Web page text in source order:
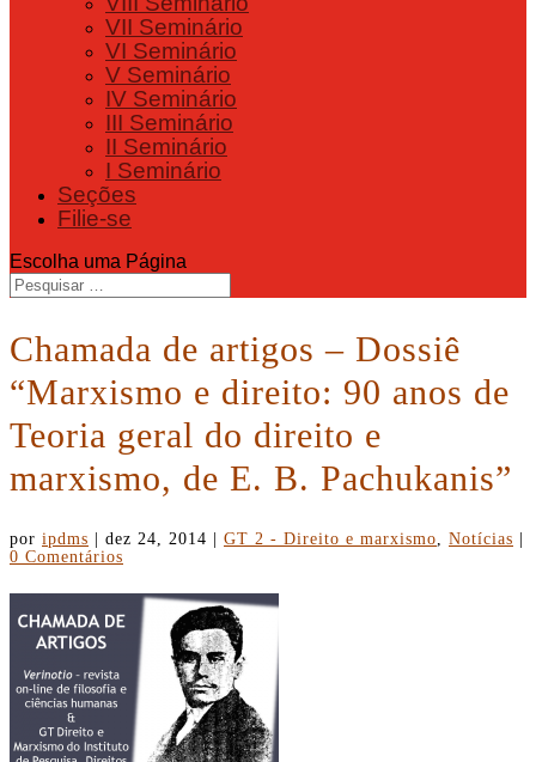
VII Seminário
VI Seminário
V Seminário
IV Seminário
III Seminário
II Seminário
I Seminário
Seções
Filie-se
Escolha uma Página
Chamada de artigos – Dossiê
“Marxismo e direito: 90 anos de
Teoria geral do direito e
marxismo, de E. B. Pachukanis”
por ipdms dez 24, 2014 GT 2 - Direito e marxismo Notícias
0 Comentários